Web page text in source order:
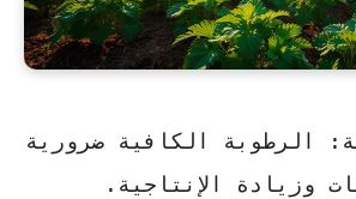
الرطوبة الكافية ضرورية
وزيادة الإنتاجية.